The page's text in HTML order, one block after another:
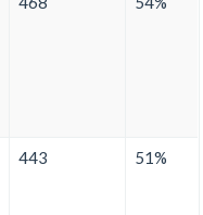
443 51%